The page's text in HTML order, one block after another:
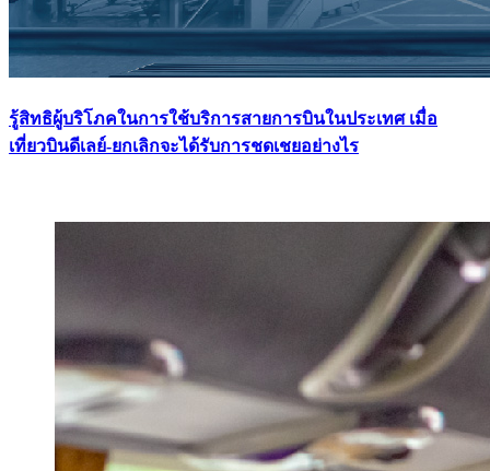
รู้สิทธิผู้บริโภคในการใช้บริการสายการบินในประเทศ เมื่อ
เที่ยวบินดีเลย์-ยกเลิกจะได้รับการชดเชยอย่างไร